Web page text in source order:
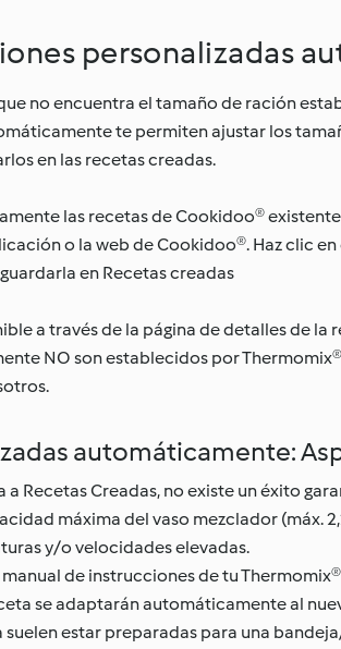
personalizadas
no encuentra el tamaño de ración
te permiten ajustar los
en las recetas creadas.
las recetas de Cookidoo®
o la web de Cookidoo®. Haz clic
en Recetas creadas
a través de la página de detalles de
NO son establecidos por
automáticamente:
a Recetas Creadas, no existe un éxito
máxima del vaso mezclador (máx.
y/o velocidades elevadas.
de instrucciones de tu
se adaptarán automáticamente al
suelen estar preparadas para una